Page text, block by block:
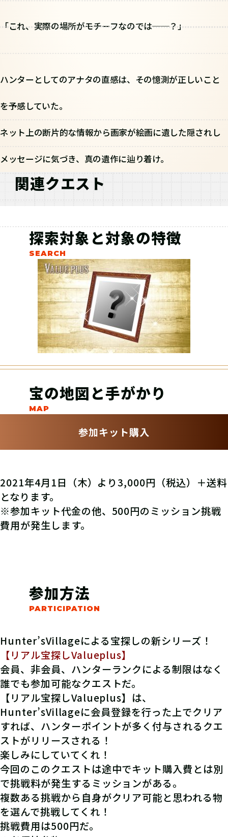
「これ、実際の場所がモチーフなのでは──？」
ハンターとしてのアナタの直感は、その憶測が正しいこと
を予感していた。
ネット上の断片的な情報から画家が絵画に遺した隠されし
メッセージに気づき、真の遺作に辿り着け。
関連クエスト
探索対象と対象の特徴
宝の地図と手がかり
参加キット購入
2021年4月1日（木）より3,000円（税込）＋送料
となります。
※参加キット代金の他、500円のミッション挑戦
費用が発生します。
参加方法
Hunter’sVillageによる宝探しの新シリーズ！
【リアル宝探しValueplus】
会員、非会員、ハンターランクによる制限はなく
誰でも参加可能なクエストだ。
【リアル宝探しValueplus】は、
Hunter’sVillageに会員登録を行った上でクリア
すれば、ハンターポイントが多く付与されるクエ
ストがリリースされる！
楽しみにしていてくれ！
今回のこのクエストは途中でキット購入費とは別
で挑戦料が発生するミッションがある。
複数ある挑戦から自身がクリア可能と思われる物
を選んで挑戦してくれ！
挑戦費用は500円だ。